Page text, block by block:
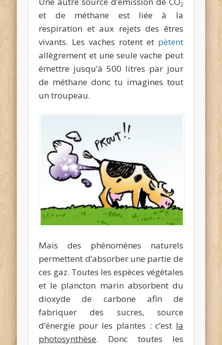
2
et de méthane est liée à la
respiration et aux rejets des êtres
vivants. Les vaches rotent et pètent
allègrement et une seule vache peut
émettre jusqu’à 500 litres par jour
de méthane donc tu imagines tout
un troupeau.
Mais des phénomènes naturels
permettent d’absorber une partie de
ces gaz. Toutes les espèces végétales
et le plancton marin absorbent du
dioxyde de carbone afin de
fabriquer des sucres, source
d’énergie pour les plantes : c’est la
photosynthèse. Donc toutes les